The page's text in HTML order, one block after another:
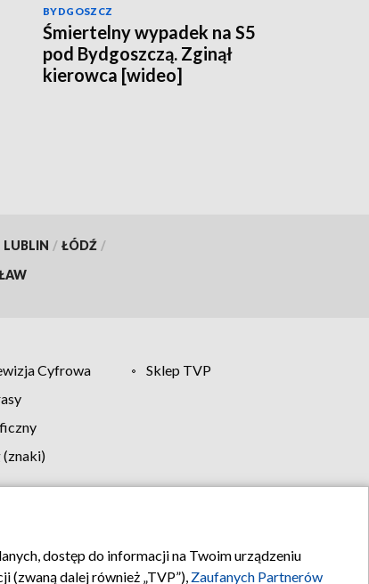
BYDGOSZCZ
Śmiertelny wypadek na S5
pod Bydgoszczą. Zginął
kierowca [wideo]
LUBLIN / ŁÓDŹ /
Cyfrowa
Sklep TVP
Kontakt
dostęp do informacji na Twoim urządzeniu
(zwaną dalej również „TVP”), Zaufanych Partnerów